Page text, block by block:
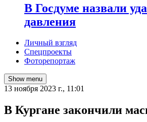
В Госдуме назвали
давления
Личный взгляд
Спецпроекты
Фоторепортаж
Show menu
13 ноября 2023 г., 11:01
В Кургане закончили